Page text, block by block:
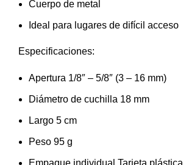
Cuerpo de metal
Ideal para lugares de difícil acceso
Especificaciones:
Apertura 1/8″ – 5/8″ (3 – 16 mm)
Diámetro de cuchilla 18 mm
Largo 5 cm
Peso 95 g
Empaque individual Tarjeta plástica